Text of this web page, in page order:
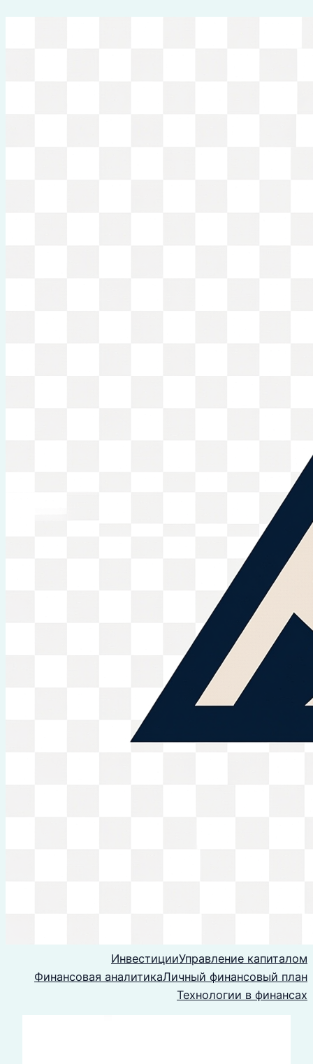
ИнвестицииУправление капиталом
Финансовая аналитикаЛичный финансовый план
Технологии в финансах